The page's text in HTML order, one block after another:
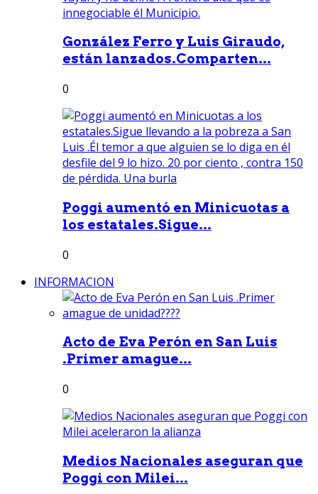
González Ferro y Luis Giraudo,
están lanzados.Comparten...
0
Poggi aumentó en Minicuotas a
los estatales.Sigue...
0
INFORMACION
Acto de Eva Perón en San Luis
.Primer amague...
0
Medios Nacionales aseguran que
Poggi con Milei...